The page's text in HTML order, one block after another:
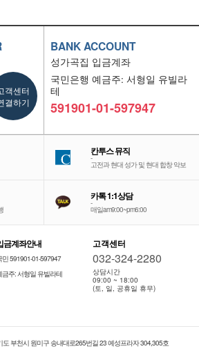
객센터
결하기
BANK ACCOUNT
성가곡집 입금계좌
국민은행 예금주: 서형일 유빌라
테
591901-01-597947
칸투스 뮤직
-
고전과 현대 성가 및 현대 합창 악보
카톡 1:1상담
-
매일am9:00~pm6:00
금계좌안내
민 591901-01-597947
금주: 서형일 유빌라테
고객센터
032-324-2280
상담시간
09:00 ~ 18:00
(토, 일, 공휴일 휴무)
도 부천시 원미구 송내대로265번길 23 예성프라자 304,305호